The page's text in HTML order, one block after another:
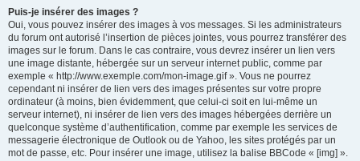
Puis-je insérer des images ?
Oui, vous pouvez insérer des images à vos messages. Si les administrateurs
du forum ont autorisé l’insertion de pièces jointes, vous pourrez transférer des
images sur le forum. Dans le cas contraire, vous devrez insérer un lien vers
une image distante, hébergée sur un serveur internet public, comme par
exemple « http://www.exemple.com/mon-image.gif ». Vous ne pourrez
cependant ni insérer de lien vers des images présentes sur votre propre
ordinateur (à moins, bien évidemment, que celui-ci soit en lui-même un
serveur internet), ni insérer de lien vers des images hébergées derrière un
quelconque système d’authentification, comme par exemple les services de
messagerie électronique de Outlook ou de Yahoo, les sites protégés par un
mot de passe, etc. Pour insérer une image, utilisez la balise BBCode « [img] ».